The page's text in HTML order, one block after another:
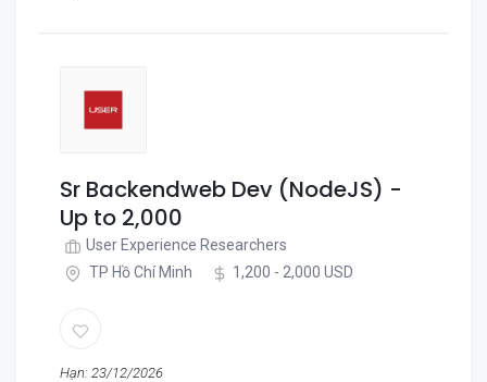
Sr Backendweb Dev (NodeJS) -
Up to 2,000
User Experience Researchers
TP Hồ Chí Minh
1,200 - 2,000 USD
Hạn: 23/12/2026